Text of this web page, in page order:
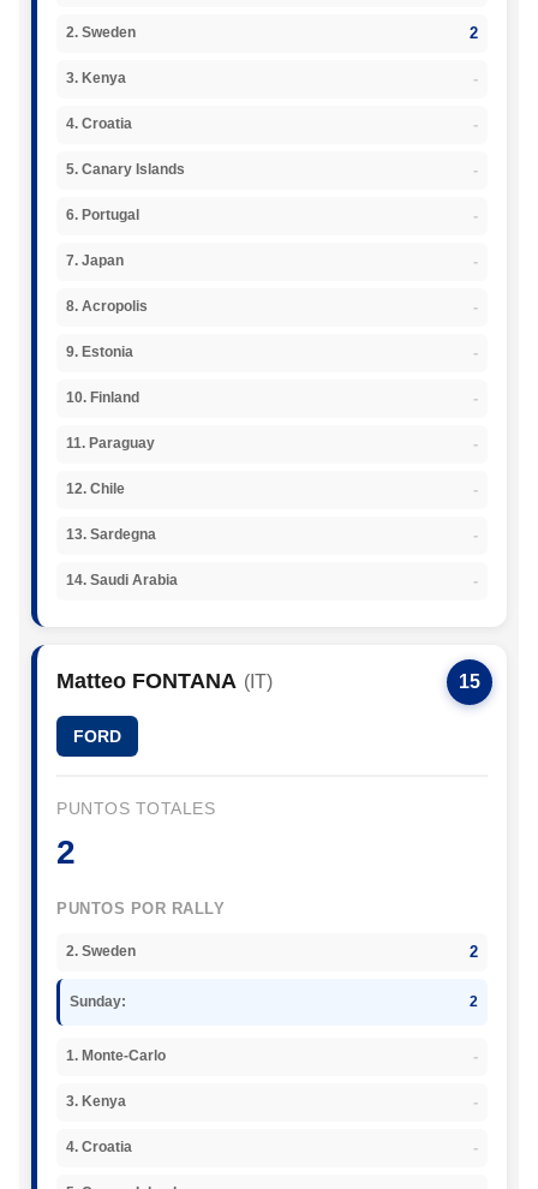
2. Sweden 2
3. Kenya -
4. Croatia -
5. Canary Islands -
6. Portugal -
7. Japan -
8. Acropolis -
9. Estonia -
10. Finland -
11. Paraguay -
12. Chile -
13. Sardegna -
14. Saudi Arabia -
15
Matteo FONTANA (IT)
FORD
PUNTOS TOTALES
2
PUNTOS POR RALLY
2. Sweden 2
Sunday: 2
1. Monte-Carlo -
3. Kenya -
4. Croatia -